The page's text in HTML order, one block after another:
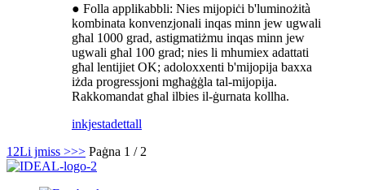
● Folla applikabbli: Nies mijopiċi b'luminożità
kombinata konvenzjonali inqas minn jew ugwali
għal 1000 grad, astigmatiżmu inqas minn jew
ugwali għal 100 grad; nies li mhumiex adattati
għal lentijiet OK; adoloxxenti b'mijopija baxxa
iżda progressjoni mgħaġġla tal-mijopija.
Rakkomandat għal ilbies il-ġurnata kollha.
inkjestadettall
1 2Li jmiss >>> Paġna 1 / 2